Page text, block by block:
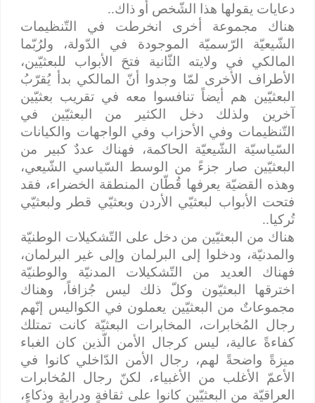
دعايات يقولها هذا الشّخص أو ذاك..
هناك مجموعة أخرى انخرطت في التّنظيمات
الشّيعيّة الرّسميّة الموجودة في الدّولة، ولرُبّما
المالكي في ولايته الثّانية فتحَ الأبواب للبعثيّين،
الأطراف الأخرى لمّا وجدوا أنّ المالكي بدأ يُقرّبُ
البعثيّين هم أيضاً تنافسوا معه في تقريب بعثيّين
آخرين ولذلك دخل الكثير من البعثيّين في
التّنظيمات وفي الأحزاب وفي الواجهات والكيانات
السّياسيّة الشّيعيّة الحاكمة، فهناك عددٌ كبير من
البعثيّين صار جزءً من الوسط السّياسي الشّيعي،
وهذه القضيّة يعرفها قُطّان المنطقة الخضراء، فقد
فتحت الأبواب لبعثيّي الأردن وبعثيّي قطر ولبعثيّي
تُركيا..
هناك من البعثيّين من دخل على التّشكيلات الوطنيّة
والمدنيّة، ودخلوا إلى البرلمان وإلى غير البرلمان،
فهناك العديد من التّشكيلات المدنيّة والوطنيّة
اخترقها البعثيّون وكلّ ذلك ليس جُزافاً، وهناك
مجموعاتٌ من البعثيّين يعملون في الكواليس إنّهم
رجال المُخابرات، المخابرات البعثيّة كانت تمتلك
كفاءةً عالية، ليس كرجال الأمن الّذين كان الغباء
ميزةً واضحةً لهم، رجال الأمن الدّاخلي كانوا في
الأعمّ الأغلب من الأغبياء، لكنّ رجال المُخابرات
العراقيّة من البعثيّين كانوا على ثقافةٍ ودرايةٍ وذكاءٍ،